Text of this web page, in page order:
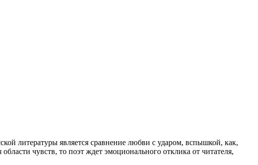
литературы является сравнение любви с ударом, вспышкой, как,
чувств, то поэт ждет эмоционального отклика от читателя,